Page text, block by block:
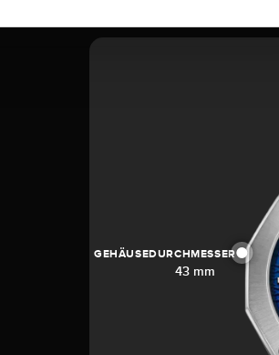
GEHÄUSEDURCHMESSER
43 mm